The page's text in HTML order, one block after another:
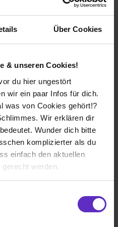
Über Cookies
& unseren Cookies!
du hier ungestört
wir ein paar Infos für dich.
was von Cookies gehört!?
Wir erklären dir
Wunder dich bitte
komplizierter als du
einfach den aktuellen
werden.
GmbH & Co.
1947
1400
Vertrieb, Büro,